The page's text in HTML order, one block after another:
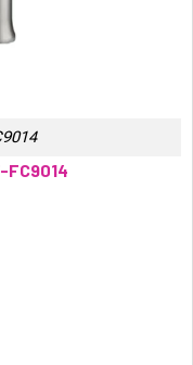
FC9014